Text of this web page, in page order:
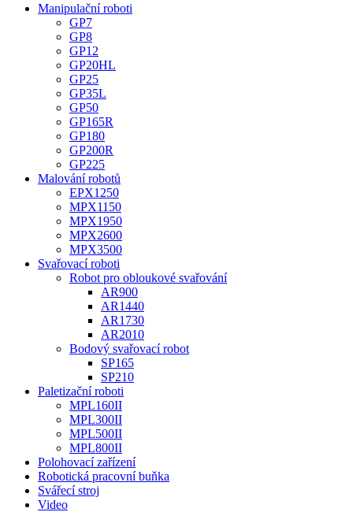
Manipulační roboti
GP7
GP8
GP12
GP20HL
GP25
GP35L
GP50
GP165R
GP180
GP200R
GP225
Malování robotů
EPX1250
MPX1150
MPX1950
MPX2600
MPX3500
Svařovací roboti
Robot pro obloukové svařování
AR900
AR1440
AR1730
AR2010
Bodový svařovací robot
SP165
SP210
Paletizační roboti
MPL160II
MPL300II
MPL500II
MPL800II
Polohovací zařízení
Robotická pracovní buňka
Svářecí stroj
Video